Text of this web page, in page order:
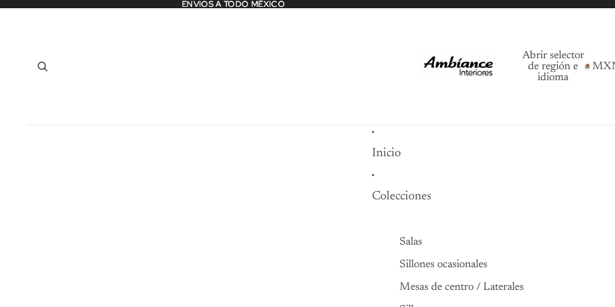
ENVIOS A TODO MÉXICO
ENVIOS A TODO MÉXICO
Abrir selector
de región e
idioma
Inicio
Colecciones
Salas
Sillones ocasionales
Mesas de centro / Laterales